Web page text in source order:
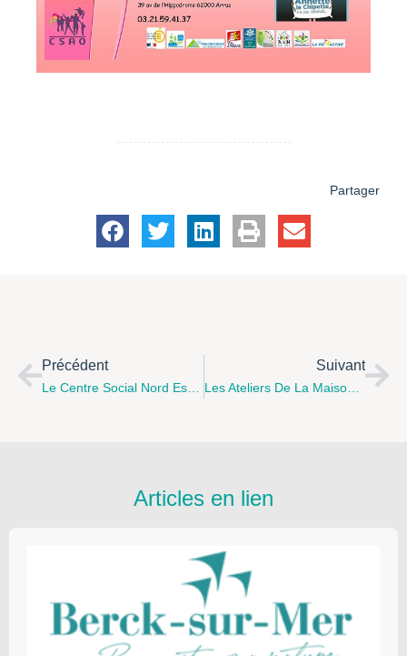
Partager
Précédent Suivant
Les Ateliers De La Maison Des Parents D’Arras Du Mois De Mai.
Articles en lien